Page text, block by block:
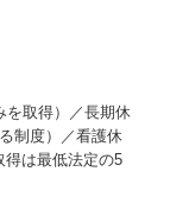
り】
イブコーディン
ミングする手
た。
を取得）／長期休
制度）／看護休
は最低法定の5